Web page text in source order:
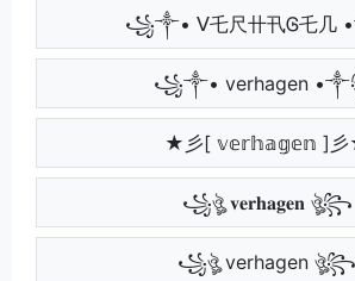
꧁༒• ᐯ乇尺卄卂Ꮆ乇
꧁༒• verhagen
★彡[ 𝕧𝕖𝕣𝕙𝕒𝕘𝕖𝕟 ]
꧁ঔৣ 𝐯𝐞𝐫𝐡𝐚𝐠𝐞𝐧 ঔৣ꧂
꧁ঔৣ verhagen ঔৣ꧂